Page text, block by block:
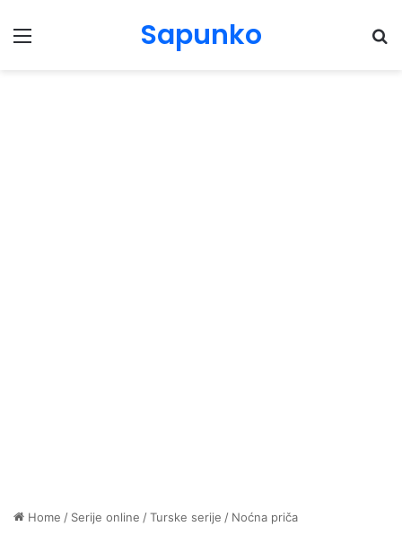
Menu Sapunko
Home / Serije online /Turske serije / Noćna priča